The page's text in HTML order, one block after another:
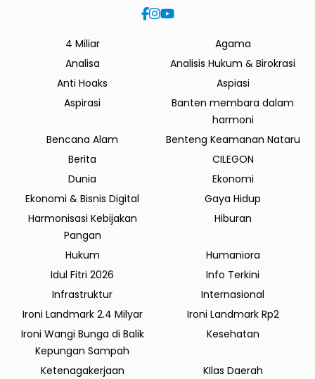
4 Miliar
Agama
Analisa
Analisis Hukum & Birokrasi
Anti Hoaks
Aspiasi
Aspirasi
Banten membara dalam
harmoni
Bencana Alam
Benteng Keamanan Nataru
Berita
CILEGON
Dunia
Ekonomi
Ekonomi & Bisnis Digital
Gaya Hidup
Harmonisasi Kebijakan
Pangan
Hiburan
Hukum
Humaniora
Idul Fitri 2026
Info Terkini
Infrastruktur
Internasional
Ironi Landmark 2.4 Milyar
Ironi Landmark Rp2
Ironi Wangi Bunga di Balik
Kepungan Sampah
Kesehatan
Ketenagakerjaan
KIlas Daerah